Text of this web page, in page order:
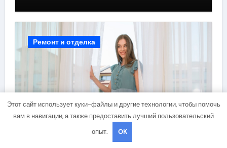
Ремонт и отделка
Шторы для потолочных окон:
виды, материалы и
Этот сайт использует куки-файлы и другие технологии, чтобы помочь
вам в навигации, а также предоставить лучший пользовательский
опыт.
OK